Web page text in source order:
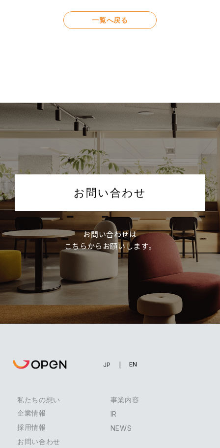
一覧へ戻る
お問い合わせ
お問い合わせは
こちらからお願いします。
EN
JP
私たちの想い
事業内容
企業情報
IR
採用情報
NEWS
お問い合わせ